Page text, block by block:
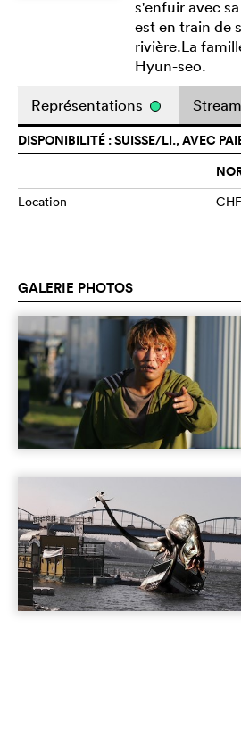
s'enfuir avec
est en train de
rivière.La
Hyun-seo.
Représentations
DISPONIBILITÉ : SUISSE/LI., AVEC
Location
GALERIE PHOTOS